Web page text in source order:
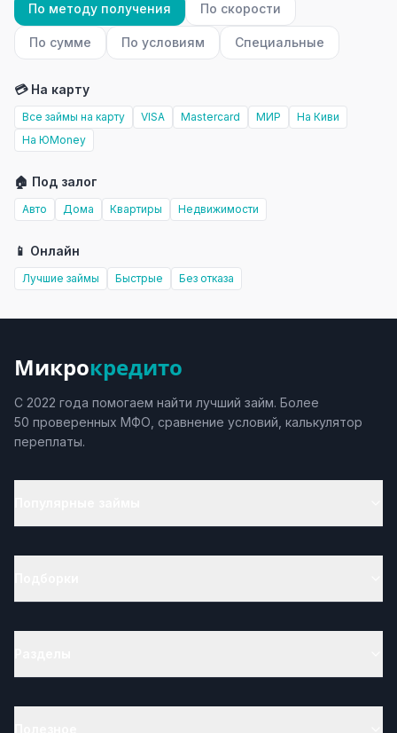
По методу получения По скорости
По сумме По условиям Специальные
💳 На карту
Все займы на карту VISA Mastercard МИР
На Киви
На ЮMoney
🏠 Под залог
Авто Дома Квартиры Недвижимости
📱 Онлайн
Лучшие займы Быстрые Без отказа
Микрокредито
С 2022 года помогаем найти лучший займ. Более
50 проверенных МФО, сравнение условий, калькулятор
переплаты.